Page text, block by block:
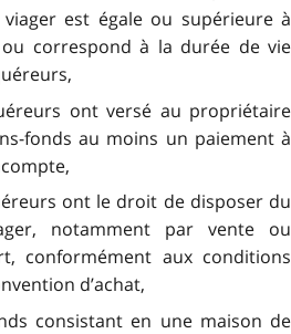
est égale ou supérieure à
correspond à la durée de vie
ont versé au propriétaire
fonds au moins un paiement à
ont le droit de disposer du
notamment par vente ou
conformément aux conditions
d’achat,
consistant en une maison de